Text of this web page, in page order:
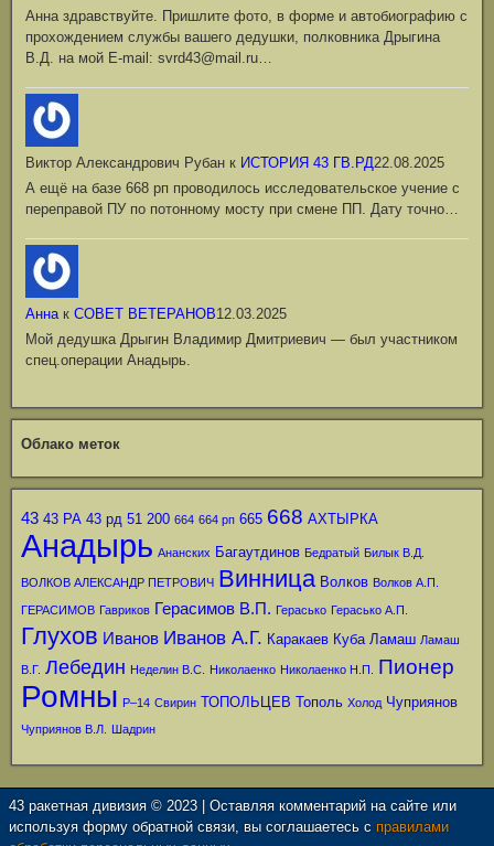
Анна здравствуйте. Пришлите фото, в форме и автобиографию с
прохождением службы вашего дедушки, полковника Дрыгина
В.Д. на мой Е-mail: svrd43@mail.ru…
Виктор Александрович Рубан к ИСТОРИЯ 43 ГВ.РД22.08.2025
А ещё на базе 668 рп проводилось исследовательское учение с
переправой ПУ по потонному мосту при смене ПП. Дату точно…
Аннак СОВЕТ ВЕТЕРАНОВ12.03.2025
Мой дедушка Дрыгин Владимир Дмитриевич — был участником
спец.операции Анадырь.
Облако меток
43 43 РА 43 рд 51 200 664 664 рп 665 668 АХТЫРКА
Анадырь Ананских Багаутдинов Бедратый Билык В.Д.
ВОЛКОВ АЛЕКСАНДР ПЕТРОВИЧ Винница Волков Волков А.П.
ГЕРАСИМОВ Гавриков Герасимов В.П. Герасько Герасько А.П.
Глухов Иванов Иванов А.Г. Каракаев Куба Ламаш Ламаш
В.Г. Лебедин Неделин В.С. Николаенко Николаенко Н.П. Пионер
Ромны Р–14 Свирин ТОПОЛЬЦЕВ Тополь Холод Чуприянов
Чуприянов В.Л. Шадрин
43 ракетная дивизия © 2023 | Оставляя комментарий на сайте или
используя форму обратной связи, вы соглашаетесь с правилами